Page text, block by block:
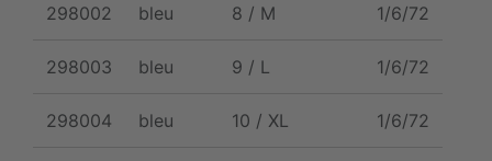
298002 bleu 8 / M 1/6/72
298003 bleu 9 / L 1/6/72
298004 bleu 10 / XL 1/6/72